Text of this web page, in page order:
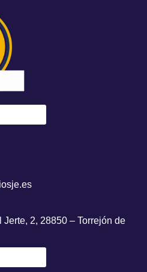
2, 28850 – Torrejón de